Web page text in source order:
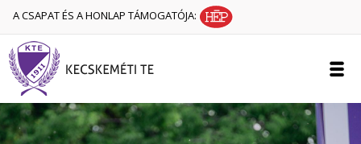
A CSAPAT ÉS A HONLAP TÁMOGATÓJA: